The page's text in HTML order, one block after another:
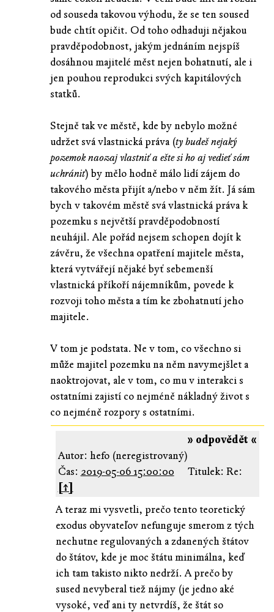
od souseda takovou výhodu, že se ten soused
bude chtít opičit. Od toho odhaduji nějakou
pravděpodobnost, jakým jednáním nejspíš
dosáhnou majitelé měst nejen bohatnutí, ale i
jen pouhou reprodukci svých kapitálových
statků.
Stejně tak ve městě, kde by nebylo možné
udržet svá vlastnická práva (ty budeš nejaký
pozemok naozaj vlastniť a ešte si ho aj vedieť sám
uchrániť) by mělo hodně málo lidí zájem do
takového města přijít a/nebo v něm žít. Já sám
bych v takovém městě svá vlastnická práva k
pozemku s největší pravděpodobností
neuhájil. Ale pořád nejsem schopen dojít k
závěru, že všechna opatření majitele města,
která vytvářejí nějaké byť sebemenší
vlastnická příkoří nájemníkům, povede k
rozvoji toho města a tím ke zbohatnutí jeho
majitele.
V tom je podstata. Ne v tom, co všechno si
může majitel pozemku na něm navymejšlet a
naoktrojovat, ale v tom, co mu v interakci s
ostatními zajistí co nejméně nákladný život s
co nejméně rozpory s ostatními.
» odpovědět «
Autor: hefo (neregistrovaný)
Čas: 2019-05-06 15:00:00
Titulek: Re:
[↑]
A teraz mi vysvetli, prečo tento teoretický
exodus obyvateľov nefunguje smerom z tých
nechutne regulovaných a zdanených štátov
do štátov, kde je moc štátu minimálna, keď
ich tam takisto nikto nedrží. A prečo by
sused nevyberal tiež nájmy (je jedno aké
vysoké, veď ani ty netvrdíš, že štát so